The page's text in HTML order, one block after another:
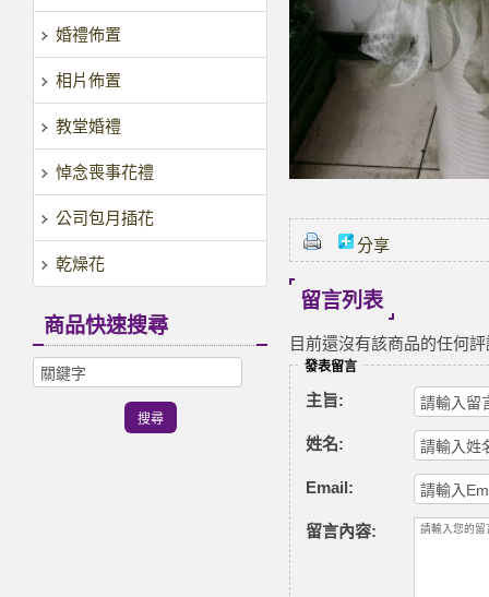
婚禮佈置
相片佈置
教堂婚禮
悼念喪事花禮
公司包月插花
乾燥花
商品快速搜尋
分享
留言列表
目前還沒有該商品的任何
發表留言
主旨:
姓名:
Email:
留言內容: